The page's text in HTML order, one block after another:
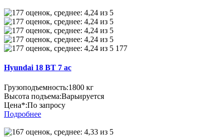
177
Hyundai 18 BT 7 ac
Грузоподъемность:1800 кг
Высота подъема:Варьируется
Цена*:По запросу
Подробнее